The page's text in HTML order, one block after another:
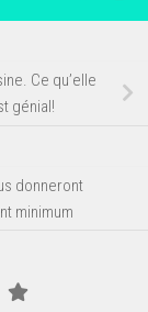
Ce qu’elle
génial!
donneront
minimum